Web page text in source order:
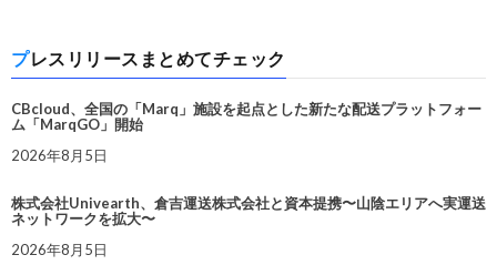
プレスリリースまとめてチェック
CBcloud、全国の「Marq」施設を起点とした新たな配送プラットフォー
ム「MarqGO」開始
2026年8月5日
株式会社Univearth、倉吉運送株式会社と資本提携〜山陰エリアへ実運送
ネットワークを拡大〜
2026年8月5日